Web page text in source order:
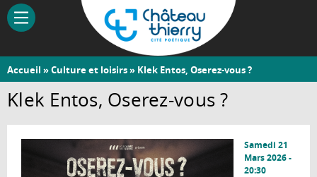
Aller
contenu
Château-
Thierry
Vous
êtes
ici
Accueil »Culture et loisirs» Klek Entos, Oserez-vous ?
Klek Entos, Oserez-vous ?
Samedi 21
Mars 2026 -
20:30